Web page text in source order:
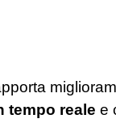
tempo reale e